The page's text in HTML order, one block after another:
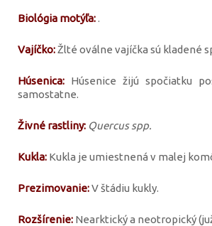
Biológia motýľa:.
Vajíčko:Žlté oválne vajíčka sú kladené
Húsenica: Húsenice žijú spočiatku
samostatne.
Živné rastliny: Quercus spp.
Kukla: Kukla je umiestnená v malej
Prezimovanie:V štádiu kukly.
Rozšírenie: Nearktický a neotropický